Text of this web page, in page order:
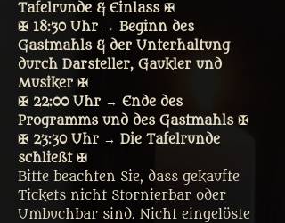
Tafelrunde & Einlass ✠
✠ 18:30 Uhr → Beginn des
Gastmahls & der Unterhaltung
durch Darsteller, Gaukler und
Musiker ✠
✠ 22:00 Uhr → Ende des
Programms und des Gastmahls ✠
✠ 23:30 Uhr → Die Tafelrunde
schließt ✠
Bitte beachten Sie, dass gekaufte
Tickets nicht Stornierbar oder
Umbuchbar sind. Nicht eingelöste